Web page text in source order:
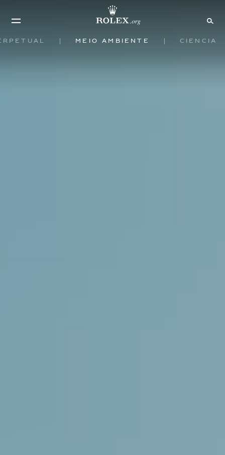
Meio ambiente Ciência